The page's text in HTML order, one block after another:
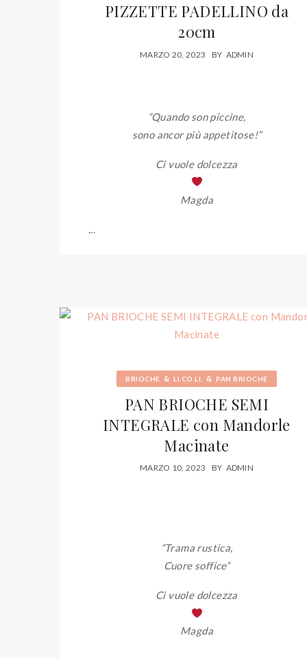
PIZZETTE PADELLINO da
20cm
MARZO 20, 2023 BY ADMIN
“Quando son piccine,
sono ancor più appetitose!”
Ci vuole dolcezza
Magda
...
BRIOCHE & LI.CO.LI. & PAN BRIOCHE
PAN BRIOCHE SEMI
INTEGRALE con Mandorle
Macinate
MARZO 10, 2023 BY ADMIN
“Trama rustica,
Cuore soffice“
Ci vuole dolcezza
Magda